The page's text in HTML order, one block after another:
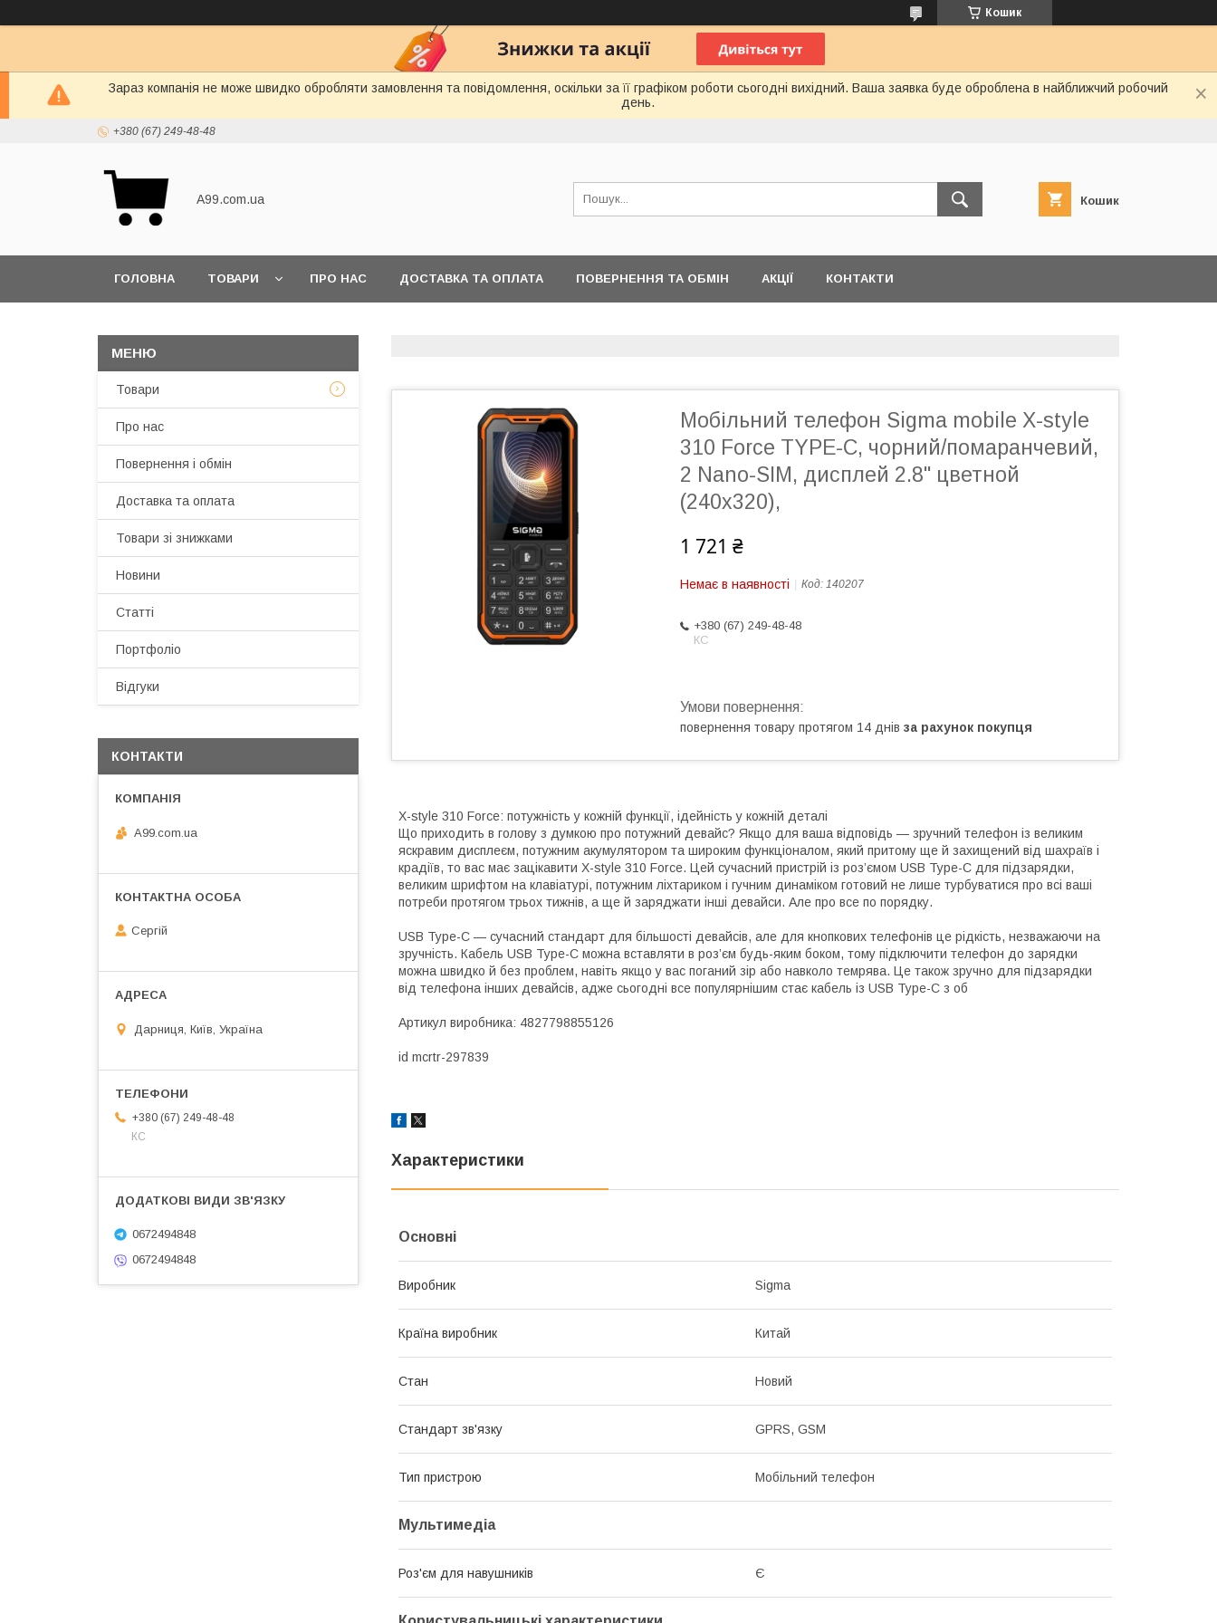
Кошик
Зараз компанія не може швидко обробляти замовлення та повідомлення, оскільки за її графіком роботи сьогодні вихідний. Ваша заявка буде оброблена в найближчий робочий
день.
+380 (67) 249-48-48
A99.com.ua Кошик
ГОЛОВНА ТОВАРИ ПРО НАС ДОСТАВКА ТА ОПЛАТА ПОВЕРНЕННЯ ТА ОБМІН АКЦІЇ КОНТАКТИ
Мобільний телефон Sigma mobile X-style
310 Force TYPE-C, чорний/помаранчевий,
2 Nano-SIM, дисплей 2.8" цветной
(240x320),
1 721 ₴
Немає в наявності Код: 140207
+380 (67) 249-48-48
КС
повернення товару протягом 14 днів за рахунок покупця
X-style 310 Force: потужність у кожній функції, ідейність у кожній деталі
Що приходить в голову з думкою про потужний девайс? Якщо для ваша відповідь — зручний телефон із великим
яскравим дисплеєм, потужним акумулятором та широким функціоналом, який притому ще й захищений від шахраїв і
крадіїв, то вас має зацікавити X-style 310 Force. Цей сучасний пристрій із роз’ємом USB Type-C для підзарядки,
великим шрифтом на клавіатурі, потужним ліхтариком і гучним динаміком готовий не лише турбуватися про всі ваші
потреби протягом трьох тижнів, а ще й заряджати інші девайси. Але про все по порядку.
USB Type-C — сучасний стандарт для більшості девайсів, але для кнопкових телефонів це рідкість, незважаючи на
зручність. Кабель USB Type-C можна вставляти в роз’єм будь-яким боком, тому підключити телефон до зарядки
можна швидко й без проблем, навіть якщо у вас поганий зір або навколо темрява. Це також зручно для підзарядки
від телефона інших девайсів, адже сьогодні все популярнішим стає кабель із USB Type-C з об
Артикул виробника: 4827798855126
id mcrtr-297839
Характеристики
Основні
Виробник Sigma
Країна виробник Китай
Стан Новий
Стандарт зв'язку GPRS, GSM
Тип пристрою Мобільний телефон
Мультимедіа
Роз'єм для навушників Є
Товари
Про нас
Повернення і обмін
Доставка та оплата
Товари зі знижками
Новини
Статті
Портфоліо
Відгуки
КОНТАКТИ
A99.com.ua
Сергій
Дарниця, Київ, Україна
+380 (67) 249-48-48
КС
0672494848
0672494848